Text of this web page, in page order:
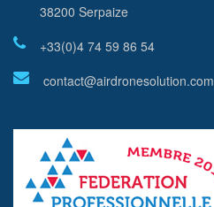
38200 Serpaize
+33(0)4 74 59 86 54
contact@airdronesolution.com